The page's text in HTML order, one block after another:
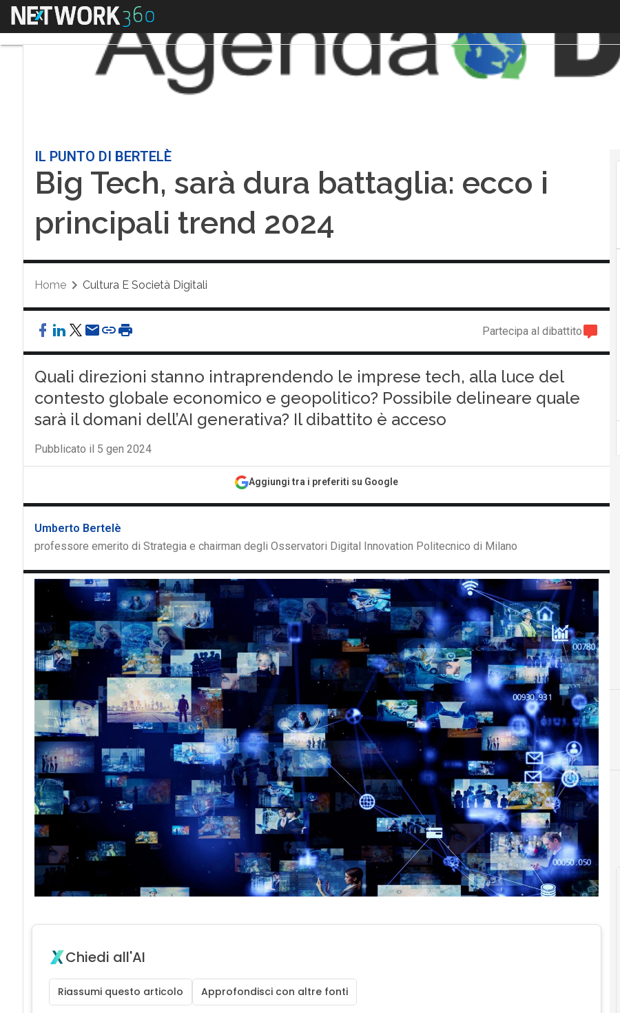
Menu
IL PUNTO DI BERTELÈ
Big Tech, sarà dura battaglia: ecco i
principali trend 2024
Home Cultura E Società Digitali
Partecipa al dibattito
Quali direzioni stanno intraprendendo le imprese tech, alla luce del
contesto globale economico e geopolitico? Possibile delineare quale
sarà il domani dell’AI generativa? Il dibattito è acceso
Pubblicato il 5 gen 2024
Aggiungi tra i preferiti su Google
Umberto Bertelè
professore emerito di Strategia e chairman degli Osservatori Digital Innovation Politecnico di Milano
Chiedi all'AI
Riassumi questo articolo Approfondisci con altre fonti
blockchain cloud
C
competenze digitali